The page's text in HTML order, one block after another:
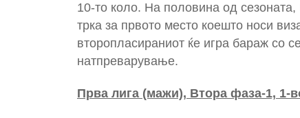
10-то коло. На половина од сезоната,
трка за првото место коешто носи
второпласираниот ќе игра бараж со
натпреварување.
Прва лига (мажи), Втора фаза-1, 1-